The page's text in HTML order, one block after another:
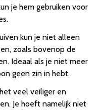
je hem gebruiken voor
kun je niet alleen
zoals bovenop de
Ideaal als je niet meer
geen zin in hebt.
veel veiliger en
Je hoeft namelijk niet